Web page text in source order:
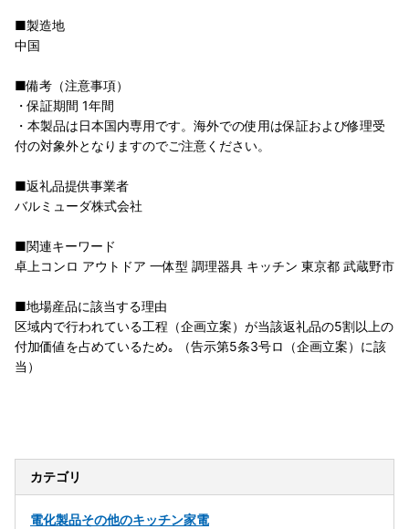
■製造地
中国
■備考（注意事項）
・保証期間 1年間
・本製品は日本国内専用です。海外での使用は保証および修理受
付の対象外となりますのでご注意ください。
■返礼品提供事業者
バルミューダ株式会社
■関連キーワード
卓上コンロ アウトドア 一体型 調理器具 キッチン 東京都 武蔵野市
■地場産品に該当する理由
区域内で行われている工程（企画立案）が当該返礼品の5割以上の
付加価値を占めているため｡ （告示第5条3号ロ（企画立案）に該
当）
カテゴリ
電化製品その他のキッチン家電